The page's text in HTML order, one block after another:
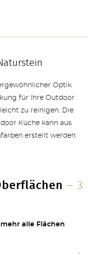
Optik
für Ihre Outdoor
zu reinigen. Die
Küche kann aus
erstellt werden.
– 3
alle Flächen